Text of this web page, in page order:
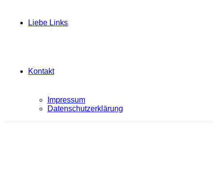
Liebe Links
Kontakt
Impressum
Datenschutzerklärung